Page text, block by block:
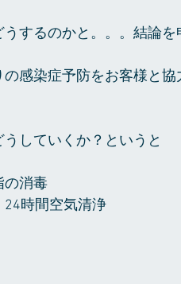
するのかと。。。結論を
の感染症予防をお客様と
していくか？というと
の消毒
24時間空気清浄